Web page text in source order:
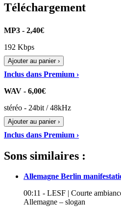
Téléchargement
MP3 - 2,40€
192 Kbps
Ajouter au panier ›
Inclus dans Premium ›
WAV - 6,00€
stéréo - 24bit / 48kHz
Ajouter au panier ›
Inclus dans Premium ›
Sons similaires :
Allemagne Berlin
00:11 - LESF | Courte
Allemagne – slogan